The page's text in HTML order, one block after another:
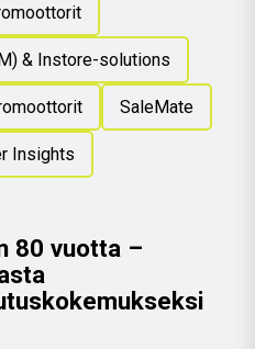
& Instore-solutions
SaleMate
Insights
80 vuotta –